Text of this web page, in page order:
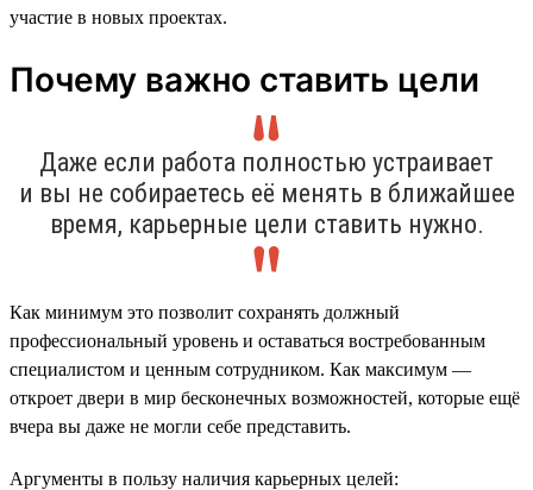
участие в новых проектах.
Почему важно ставить цели
Даже если работа полностью устраивает
и вы не собираетесь её менять в ближайшее
время, карьерные цели ставить нужно.
Как минимум это позволит сохранять должный
профессиональный уровень и оставаться востребованным
специалистом и ценным сотрудником. Как максимум —
откроет двери в мир бесконечных возможностей, которые ещё
вчера вы даже не могли себе представить.
Аргументы в пользу наличия карьерных целей: